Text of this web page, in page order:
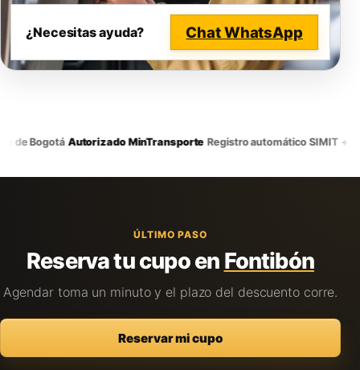
¿Necesitas ayuda? Chat WhatsApp
de Bogotá·Autorizado MinTransporte·Registro automático SIMIT +
ÚLTIMO PASO
Reserva tu cupo en Fontibón
Agendar toma un minuto y el plazo del descuento corre.
Reservar mi cupo